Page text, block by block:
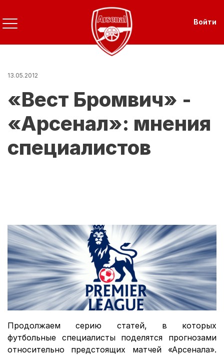
Перейти
к
основному
содержанию
Войти
13.05.2012
«Вест Бромвич» -
«Арсенал»: мнения
специалистов
Продолжаем серию статей, в которых
футбольные специалисты поделятся прогнозами
относительно предстоящих матчей «Арсенала».